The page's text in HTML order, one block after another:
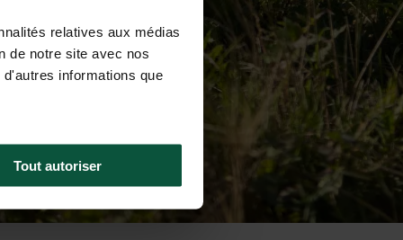
relatives aux médias
de notre site avec nos
informations que
Tout autoriser